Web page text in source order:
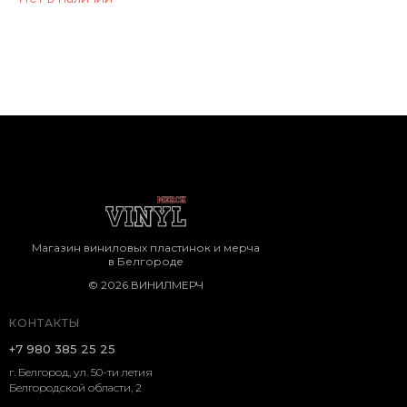
КОНТАКТЫ
г. Белгород, ул. 50-ти летия
Белгородской области, 2
+7 980 385 25 25
Магазин виниловых пластинок и мерча
в Белгороде
© 2026 ВИНИЛМЕРЧ